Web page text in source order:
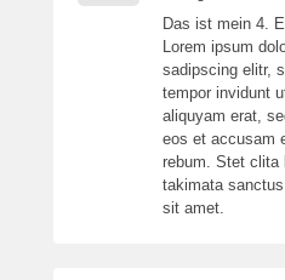
Das ist mein 4.
Lorem ipsum
sadipscing elitr,
tempor invidunt
aliquyam erat,
eos et accusam
rebum. Stet clita
takimata
sit amet.